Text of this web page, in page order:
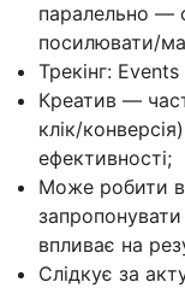
паралельно —
посилювати/
Трекінг:
Креатив —
клік/
ефективності;
Може робити
запропонувати
впливає на
Слідкує за